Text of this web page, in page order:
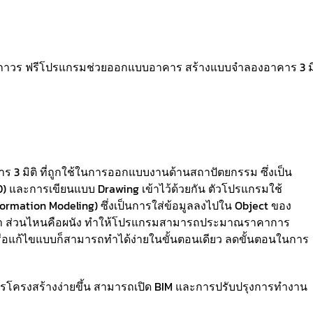
าวร ฟรีโปรแกรมช่วยออกแบบอาคาร สร้างแบบจำลองอาคาร 3
3 มิติ ที่ถูกใช้ในการออกแบบงานด้านสถาปัตยกรรม ซึ่งเป็น
ละการเขียนแบบ Drawing เข้าไว้ด้วยกัน ตัวโปรแกรมใช้
Modeling) ซึ่งเป็นการใส่ข้อมูลลงไปใน Object ของ
ส่วนไหนคือผนัง ทำให้โปรแกรมสามารถประมาณราคาการ
แก้ไขแบบก็สามารถทำได้ง่ายในขั้นตอนเดียว ลดขั้นตอนในการ
ครงสร้างง่ายขึ้น สามารถเปิด BIM และการปรับปรุงการทํางาน